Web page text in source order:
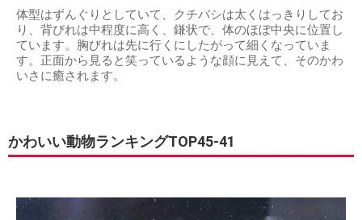
体型はずんぐりとしていて、クチバシは太くはっきりしてお
り、背びれは中程度に高く、鎌状で、体のほぼ中央に位置し
ています。胸びれは先に行くにしたがって細くなっていま
す。正面から見ると笑っているような顔に見えて、そのかわ
いさに癒されます。
かわいい動物ランキングTOP45-41